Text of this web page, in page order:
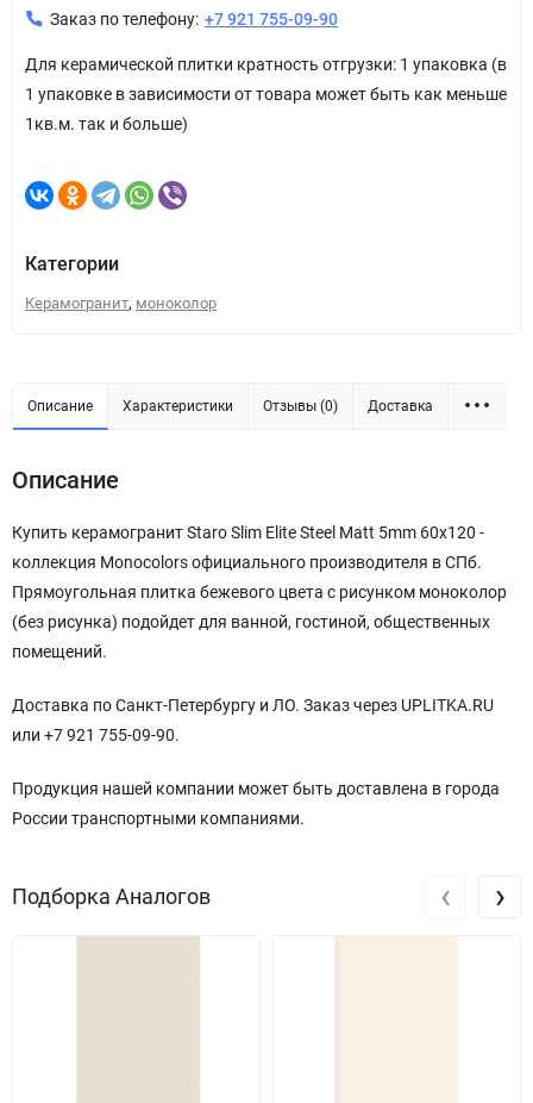
Заказ по телефону: +7 921 755-09-90
Для керамической плитки кратность отгрузки: 1 упаковка (в
1 упаковке в зависимости от товара может быть как меньше
1кв.м. так и больше)
Категории
Керамогранит, моноколор
Описание Характеристики Отзывы (0) Доставка
Описание
Купить керамогранит Staro Slim Elite Steel Matt 5mm 60x120 -
коллекция Monocolors официального производителя в СПб.
Прямоугольная плитка бежевого цвета с рисунком моноколор
(без рисунка) подойдет для ванной, гостиной, общественных
помещений.
Доставка по Санкт-Петербургу и ЛО. Заказ через UPLITKA.RU
или +7 921 755-09-90.
Продукция нашей компании может быть доставлена в города
России транспортными компаниями.
Подборка Аналогов ‹ ›